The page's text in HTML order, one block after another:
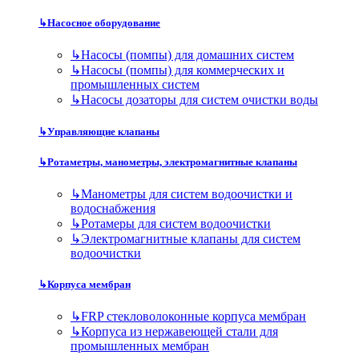
↳Насосное оборудование
↳Насосы (помпы) для домашних систем
↳Насосы (помпы) для коммерческих и
промышленных систем
↳Насосы дозаторы для систем очистки воды
↳Управляющие клапаны
↳Ротаметры, манометры, электромагнитные клапаны
↳Манометры для систем водоочистки и
водоснабжения
↳Ротамеры для систем водоочистки
↳Электромагнитные клапаны для систем
водоочистки
↳Корпуса мембран
↳FRP стекловолоконные корпуса мембран
↳Корпуса из нержавеющей стали для
промышленных мембран